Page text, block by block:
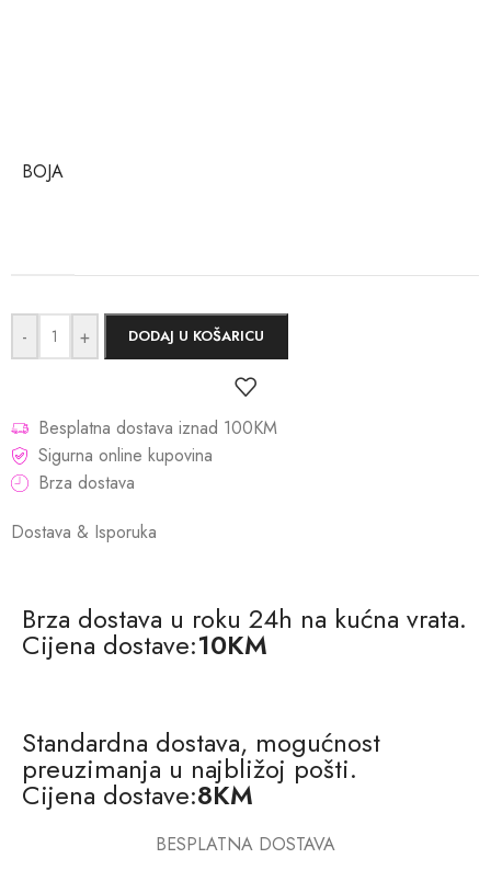
BOJA
- + DODAJ U KOŠARICU
Besplatna dostava iznad 100KM
Sigurna online kupovina
Brza dostava
Dostava & Isporuka
Brza dostava u roku 24h na kućna vrata.
Cijena dostave:10KM
Standardna dostava, mogućnost
preuzimanja u najbližoj pošti.
Cijena dostave:8KM
BESPLATNA DOSTAVA